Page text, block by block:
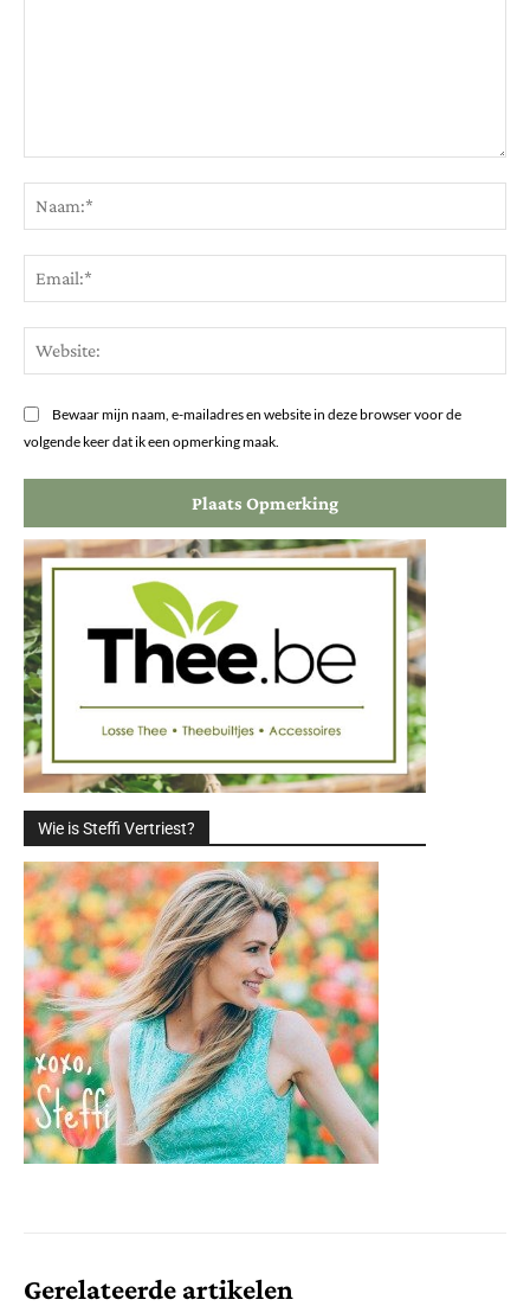
Bewaar mijn naam, e-mailadres en website in deze browser voor de
volgende keer dat ik een opmerking maak.
Wie is Steffi Vertriest?
Gerelateerde artikelen